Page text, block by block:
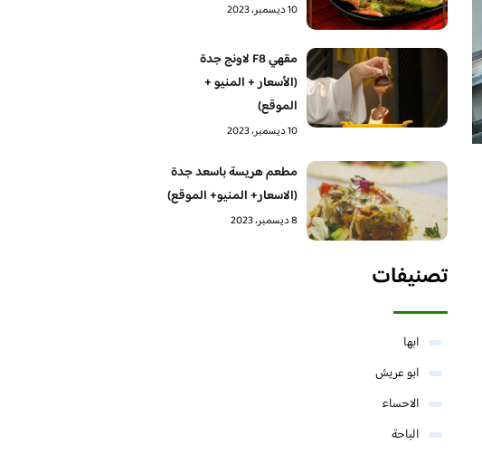
10 ديسمبر، 2023
مقهي F8 لاونج جدة
(الأسعار + المنيو +
الموقع)
10 ديسمبر، 2023
مطعم هريسة باسعد جدة
(الاسعار+ المنيو+ الموقع)
8 ديسمبر، 2023
تصنيفات
ابها
ابو عريش
الاحساء
الباحة